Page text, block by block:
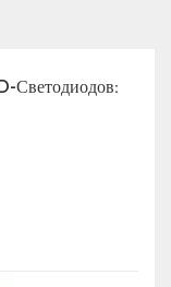
Светодиодов: